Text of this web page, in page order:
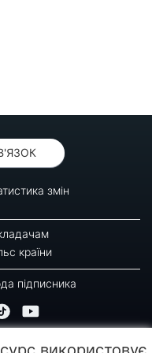
змін
країни
підписника